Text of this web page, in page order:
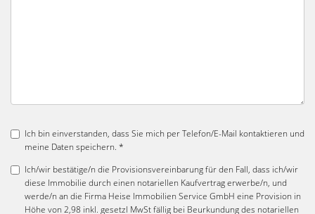
Ich bin einverstanden, dass Sie mich per Telefon/E-Mail kontaktieren und
meine Daten speichern. *
Ich/wir bestätige/n die Provisionsvereinbarung für den Fall, dass ich/wir
diese Immobilie durch einen notariellen Kaufvertrag erwerbe/n, und
werde/n an die Firma Heise Immobilien Service GmbH eine Provision in
Höhe von 2,98 inkl. gesetzl MwSt fällig bei Beurkundung des notariellen